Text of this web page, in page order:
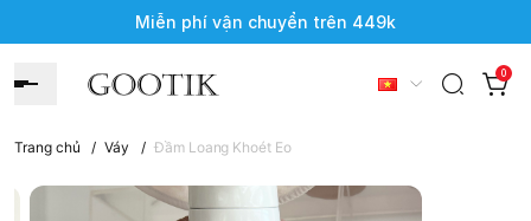
Miễn phí vận chuyển trên 449k
0
Trang chủ / Váy / Đầm Loang Khoét Eo